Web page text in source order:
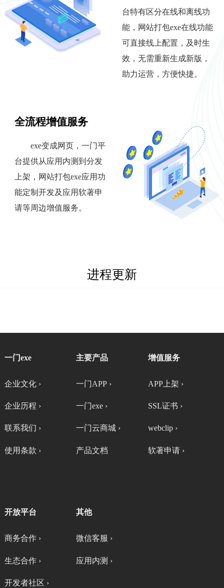
台特有区分在线和离线功
能，网站打包exe在线功能
可直接线上配置，及时生
效，无需重新生成新版，
助力运营，方便快捷。
全流程增值服务
exe变成网页，一门平
台提供从应用内测到分发
上架，网站打包exe应用功
能定制开发及应用软著申
请等周边增值服务。
进程更新
一门exe
企业文化 ›
企业历程 ›
联系我们 ›
使用条款 ›
主要产品
一门APP ›
一门exe ›
一门云商城 ›
产品文档
增值服务
APP上架 ›
SSL证书 ›
webclip ›
软著申请 ›
开放平台
商务合作 ›
生态合作 ›
开发者社区 ›
其他
微信客服 ›
应用内测 ›